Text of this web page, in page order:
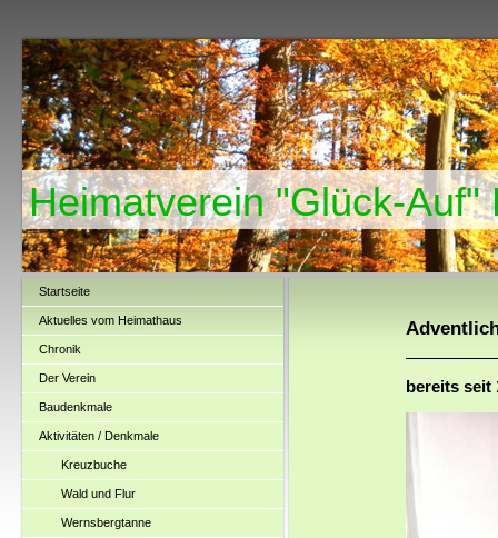
Heimatverein "Glück-Auf"
Startseite
Aktuelles vom Heimathaus
Chronik
Der Verein
Baudenkmale
Aktivitäten / Denkmale
Kreuzbuche
Wald und Flur
Wernsbergtanne
bereits seit